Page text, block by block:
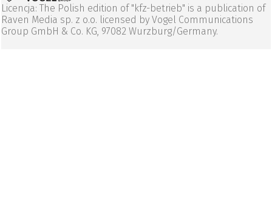
Licencja: The Polish edition of "kfz-betrieb" is a publication of
Raven Media sp. z o.o. licensed by Vogel Communications
Group GmbH & Co. KG, 97082 Wurzburg/Germany.